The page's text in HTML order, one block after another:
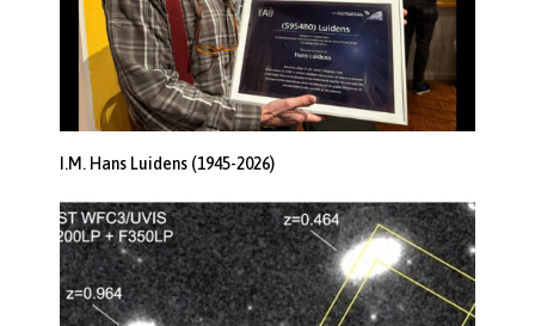
I.M. Hans Luidens (1945-2026)